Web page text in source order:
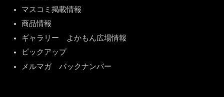
マスコミ掲載情報
商品情報
ギャラリー よかもん広場情報
ピックアップ
メルマガ バックナンバー